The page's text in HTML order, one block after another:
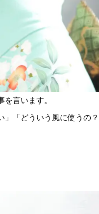
言います。
「どういう風に使うの